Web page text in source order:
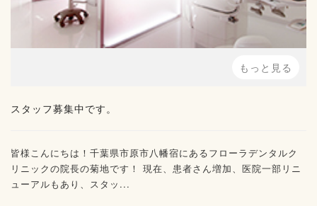
もっと見る
スタッフ募集中です。
皆様こんにちは！千葉県市原市八幡宿にあるフローラデンタルク
リニックの院長の菊地です！ 現在、患者さん増加、医院一部リニ
ューアルもあり、スタッ...